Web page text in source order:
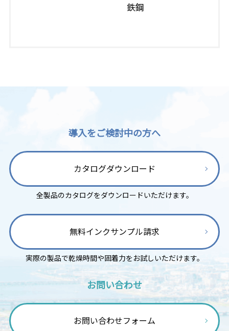
鉄鋼
導入をご検討中の方へ
カタログダウンロード
全製品のカタログをダウンロードいただけます。
無料インクサンプル請求
実際の製品で乾燥時間や固着力をお試しいただけます。
お問い合わせ
お問い合わせフォーム